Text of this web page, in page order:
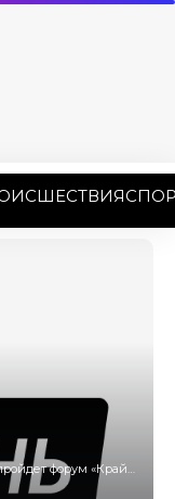
форум «Край добрых дел»